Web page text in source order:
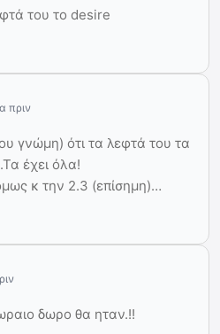
του το desire
πριν
γνώμη) ότι τα λεφτά του τα
έχει όλα!
κ την 2.3 (επίσημη)…
δωρο θα ηταν.!!